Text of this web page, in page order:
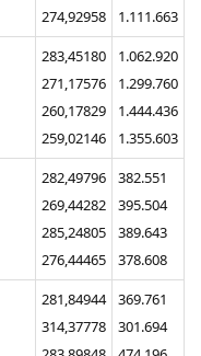
274,92958
1.111.663
283,45180
271,17576
260,17829
259,02146
1.062.920
1.299.760
1.444.436
1.355.603
282,49796
269,44282
285,24805
276,44465
382.551
395.504
389.643
378.608
281,84944
314,37778
369.761
301.694